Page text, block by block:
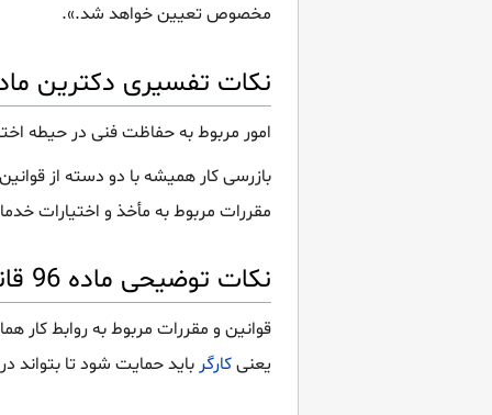
مخصوص تعیین خواهد شد.».
نکات تفسیری دکترین ماده 96 قانون
امور مربوط به حفاظت فنی در حیطه
بازرسی کار همیشه با دو دسته از
مقررات مربوط به مأخذ و اختیارات
نکات توضیحی ماده 96 قانون کار
قوانین و مقررات مربوط به روابط کار
یعنیکارگرباید حمایت شود تا بتواند